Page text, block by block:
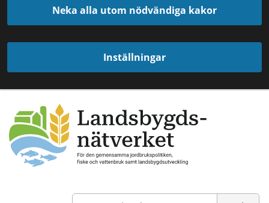
Neka alla utom nödvändiga kakor
Inställningar